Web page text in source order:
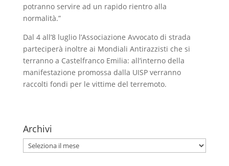
potranno servire ad un rapido rientro alla
normalità.”
Dal 4 all’8 luglio l’Associazione Avvocato di strada
parteciperà inoltre ai Mondiali Antirazzisti che si
terranno a Castelfranco Emilia: all’interno della
manifestazione promossa dalla UISP verranno
raccolti fondi per le vittime del terremoto.
Archivi
Archivi